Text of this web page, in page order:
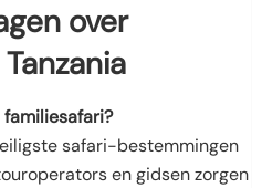
over
familiesafari?
safari-bestemmingen
en gidsen zorgen